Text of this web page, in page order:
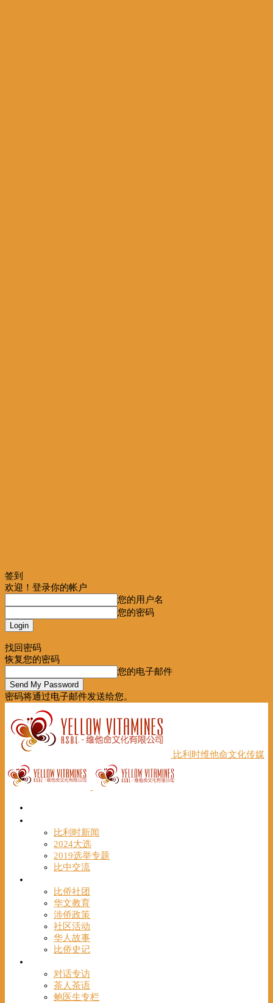
签到
欢迎！登录你的帐户
您的用户名
您的密码
找回密码
恢复您的密码
您的电子邮件
密码将通过电子邮件发送给您。
比利时维他命文化传媒
比利时新闻
2024大选
2019选举专题
比中交流
比侨社团
华文教育
涉侨政策
社区活动
华人故事
比侨史记
对话专访
茶人茶语
鲍医生专栏